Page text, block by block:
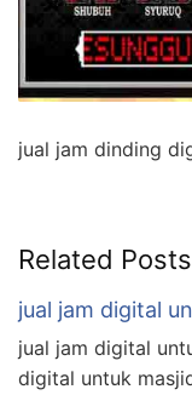
jual jam dinding
Related Posts
jual jam digital
jual jam digital
digital untuk